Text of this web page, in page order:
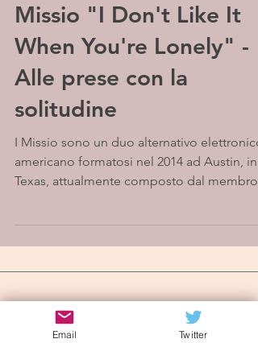
Missio "I Don't Like It
When You're Lonely" -
Alle prese con la
solitudine
I Missio sono un duo alternativo elettronico
americano formatosi nel 2014 ad Austin, in
Texas, attualmente composto dal membro
Iscriviti alla mailing list
Email Twitter